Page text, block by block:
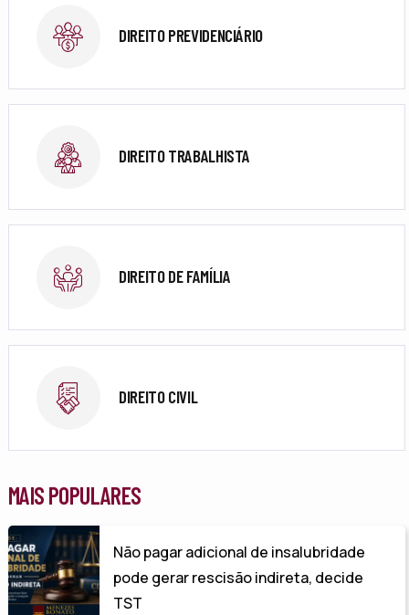
DIREITO PREVIDENCIÁRIO
DIREITO TRABALHISTA
DIREITO DE FAMÍLIA
DIREITO CIVIL
MAIS POPULARES
Não pagar adicional de insalubridade
pode gerar rescisão indireta, decide
TST